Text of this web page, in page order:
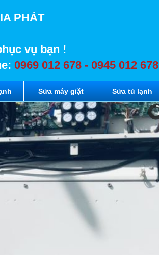
PHÁT
vụ bạn !
0969 012 678 - 0945 012 678
Sửa máy giặt Sửa tủ lạnh